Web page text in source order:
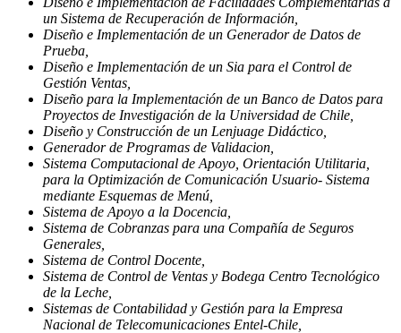
un Sistema de Recuperación de Información,
Diseño e Implementación de un Generador de Datos de
Prueba,
Diseño e Implementación de un Sia para el Control de
Gestión Ventas,
Diseño para la Implementación de un Banco de Datos para
Proyectos de Investigación de la Universidad de Chile,
Diseño y Construcción de un Lenjuage Didáctico,
Generador de Programas de Validacion,
Sistema Computacional de Apoyo, Orientación Utilitaria,
para la Optimización de Comunicación Usuario- Sistema
mediante Esquemas de Menú,
Sistema de Apoyo a la Docencia,
Sistema de Cobranzas para una Compañía de Seguros
Generales,
Sistema de Control Docente,
Sistema de Control de Ventas y Bodega Centro Tecnológico
de la Leche,
Sistemas de Contabilidad y Gestión para la Empresa
Nacional de Telecomunicaciones Entel-Chile,